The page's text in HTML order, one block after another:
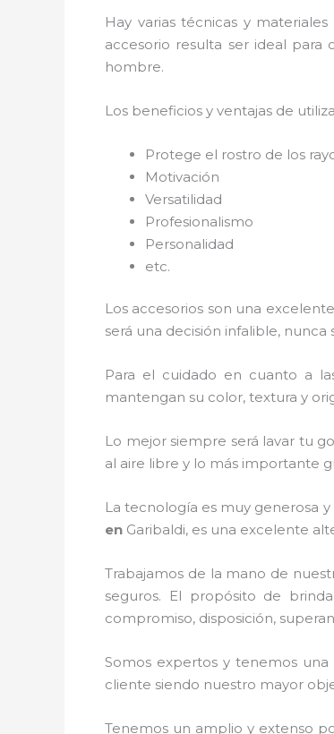
Hay varias técnicas y
accesorio resulta ser ideal
hombre.
Los beneficios y ventajas de
Protege el rostro de los
Motivación
Versatilidad
Profesionalismo
Personalidad
etc.
Los accesorios son una
será una decisión infalible,
Para el cuidado en cuanto a
mantengan su color, textura y
Lo mejor siempre será lavar tu
al aire libre y lo más importante
La tecnología es muy generosa
en Garibaldi, es una excelente
Trabajamos de la mano de
seguros. El propósito de
compromiso, disposición,
Somos expertos y tenemos
cliente siendo nuestro mayor
Tenemos un amplio y extenso